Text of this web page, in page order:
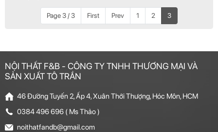
Page 3 / 3 First Prev 1 2 3
NỘI THẤT F&B - CÔNG TY TNHH THƯƠNG MẠI VÀ
SẢN XUẤT TÔ TRẦN
46 Đường Tuyến 2, Ấp 4, Xuân Thới Thượng, Hóc Môn, HCM
0384 496 696 ( Ms Thảo )
noithatfandb@gmail.com